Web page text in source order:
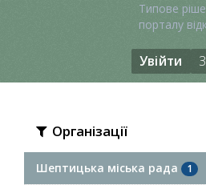
Типове
порталу
Увійти
Організації
Шептицька міська рада 1